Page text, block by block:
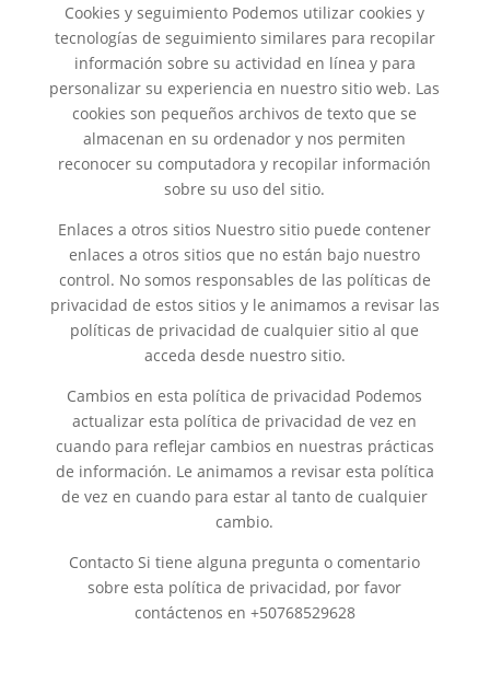
Cookies y seguimiento Podemos utilizar cookies y
tecnologías de seguimiento similares para recopilar
información sobre su actividad en línea y para
personalizar su experiencia en nuestro sitio web. Las
cookies son pequeños archivos de texto que se
almacenan en su ordenador y nos permiten
reconocer su computadora y recopilar información
sobre su uso del sitio.
Enlaces a otros sitios Nuestro sitio puede contener
enlaces a otros sitios que no están bajo nuestro
control. No somos responsables de las políticas de
privacidad de estos sitios y le animamos a revisar las
políticas de privacidad de cualquier sitio al que
acceda desde nuestro sitio.
Cambios en esta política de privacidad Podemos
actualizar esta política de privacidad de vez en
cuando para reflejar cambios en nuestras prácticas
de información. Le animamos a revisar esta política
de vez en cuando para estar al tanto de cualquier
cambio.
Contacto Si tiene alguna pregunta o comentario
sobre esta política de privacidad, por favor
contáctenos en +50768529628